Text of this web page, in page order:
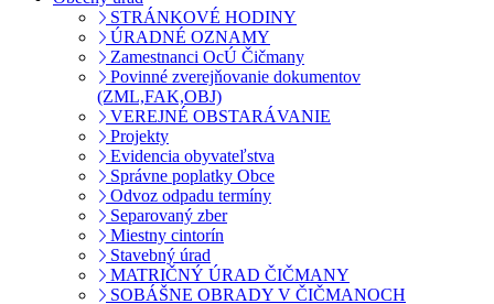
STRÁNKOVÉ HODINY
ÚRADNÉ OZNAMY
Zamestnanci OcÚ Čičmany
Povinné zverejňovanie dokumentov
(ZML,FAK,OBJ)
VEREJNÉ OBSTARÁVANIE
Projekty
Evidencia obyvateľstva
Správne poplatky Obce
Odvoz odpadu termíny
Separovaný zber
Miestny cintorín
Stavebný úrad
MATRIČNÝ ÚRAD ČIČMANY
SOBÁŠNE OBRADY V ČIČMANOCH